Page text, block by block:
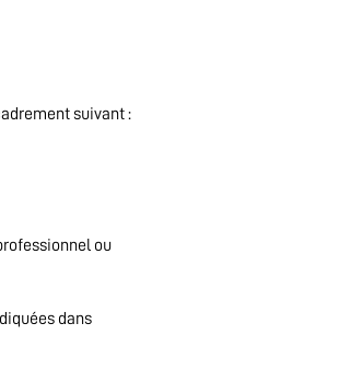
suivant :
ou
dans